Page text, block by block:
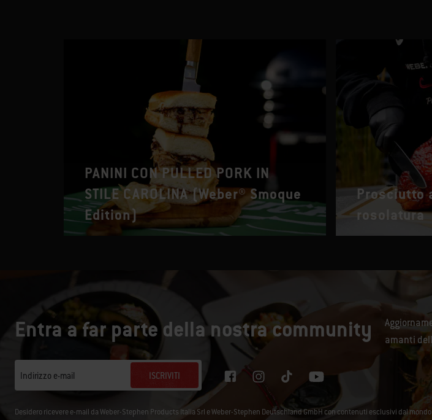
PANINI CON PULLED PORK IN
STILE CAROLINA (Weber® Smoque
Edition)
Prosciutto
rosolatura
Entra a far parte della nostra community
amanti
Indirizzo e-mail ISCRIVITI
Desidero ricevere e-mail da Weber-Stephen Products Italia Srl e Weber-Stephen Deutschland GmbH con contenuti esclusivi dal mondo